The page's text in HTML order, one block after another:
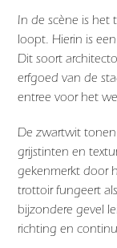
In de scène is
loopt. Hierin is
Dit soort
erfgoed van de
entree voor het
De zwartwit tonen
grijstinten en
gekenmerkt door
trottoir fungeert
bijzondere gevel
richting en